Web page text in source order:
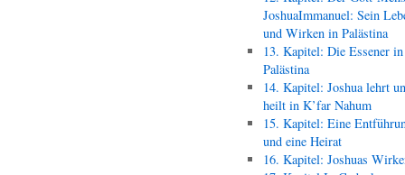
JoshuaImmanuel: Sein
und Wirken in Palästina
13. Kapitel: Die Essener in
Palästina
14. Kapitel: Joshua lehrt
heilt in K’far Nahum
15. Kapitel: Eine
und eine Heirat
16. Kapitel: Joshuas